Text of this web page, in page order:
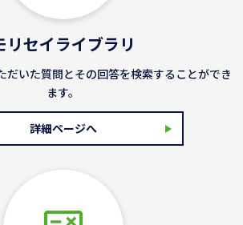
リセイライブラリ
だいた質問とその回答を検索することができ
ます。
詳細ページへ